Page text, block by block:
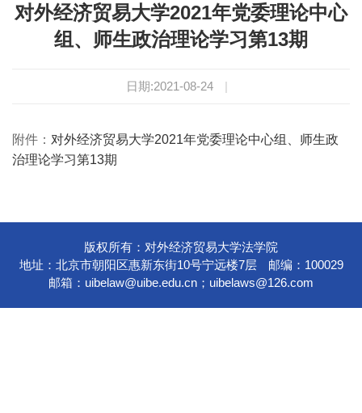
对外经济贸易大学2021年党委理论中心
组、师生政治理论学习第13期
日期:2021-08-24 |
附件： 对外经济贸易大学2021年党委理论中心组、师生政
治理论学习第13期
版权所有：对外经济贸易大学法学院
地址：北京市朝阳区惠新东街10号宁远楼7层
邮编：100029
邮箱： uibelaw@uibe.edu.cn ； uibelaws@126.com